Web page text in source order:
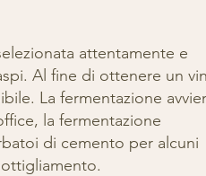
attentamente e
Al fine di ottenere un
La fermentazione
la fermentazione
di cemento per alcuni